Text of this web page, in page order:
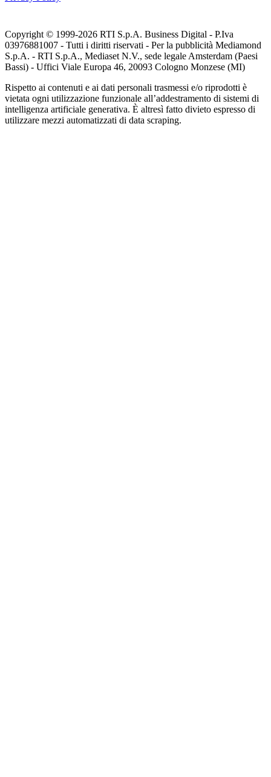
Copyright © 1999-2026 RTI S.p.A. Business Digital - P.Iva
03976881007 - Tutti i diritti riservati - Per la pubblicità Mediamond
S.p.A. - RTI S.p.A., Mediaset N.V., sede legale Amsterdam (Paesi
Bassi) - Uffici Viale Europa 46, 20093 Cologno Monzese (MI)
Rispetto ai contenuti e ai dati personali trasmessi e/o riprodotti è
vietata ogni utilizzazione funzionale all’addestramento di sistemi di
intelligenza artificiale generativa. È altresì fatto divieto espresso di
utilizzare mezzi automatizzati di data scraping.